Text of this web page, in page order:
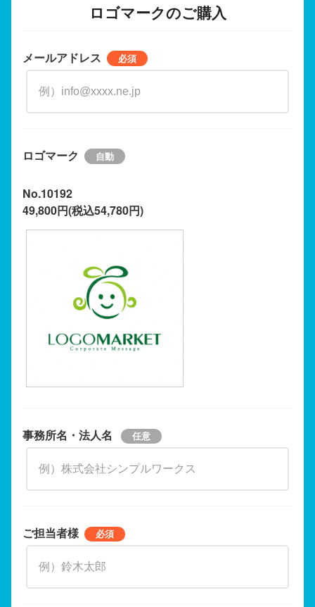
ロゴマークのご購入
メールアドレス
ロゴマーク
No.10192
49,800円(税込54,780円)
事務所名・法人名
ご担当者様